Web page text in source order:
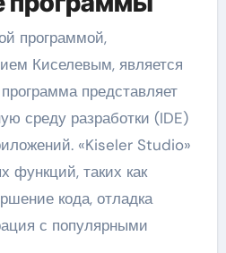
программой,
Киселевым, является
представляет
среду разработки (IDE)
«Kiseler Studio»
функций, таких как
кода, отладка
с популярными